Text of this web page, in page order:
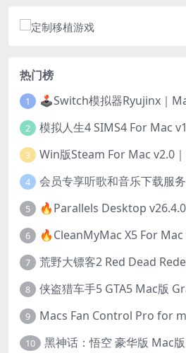
热门榜
1
2
3
4 会员专享听歌和音乐下载服务
5
6
7
8
9
10